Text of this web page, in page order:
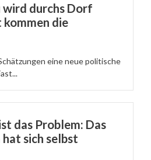
wird durchs Dorf
die
eine neue politische
das Problem: Das
sich selbst